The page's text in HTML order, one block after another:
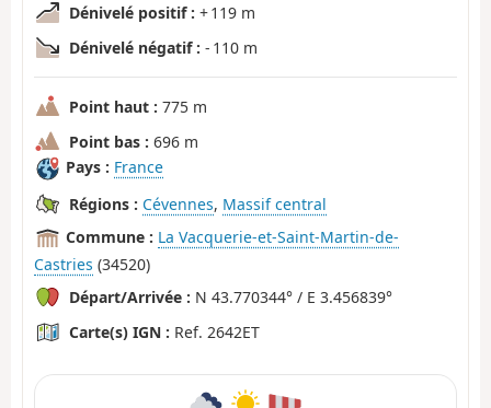
Dénivelé positif : + 119 m
Dénivelé négatif : - 110 m
Point haut : 775 m
Point bas : 696 m
Pays : France
Régions : Cévennes, Massif central
Commune : La Vacquerie-et-Saint-Martin-de-
Castries (34520)
Départ/Arrivée : N 43.770344° / E 3.456839°
Carte(s) IGN : Ref. 2642ET